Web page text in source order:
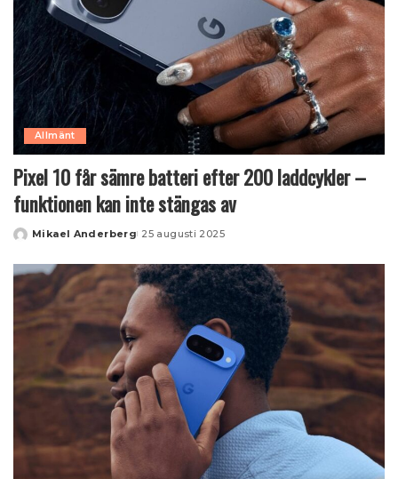
Allmänt
Pixel 10 får sämre batteri efter 200 laddcykler –
funktionen kan inte stängas av
Posted
Mikael Anderberg 25 augusti 2025